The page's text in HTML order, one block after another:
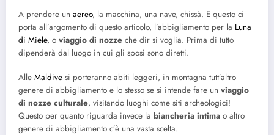
A prendere un aereo, la macchina, una nave, chissà. E questo ci
porta all’argomento di questo articolo, l’abbigliamento per la Luna
di Miele, o viaggio di nozze che dir si voglia. Prima di tutto
dipenderà dal luogo in cui gli sposi sono diretti.
Alle Maldive si porteranno abiti leggeri, in montagna tutt’altro
genere di abbigliamento e lo stesso se si intende fare un viaggio
di nozze culturale, visitando luoghi come siti archeologici!
Questo per quanto riguarda invece la biancheria intima o altro
genere di abbigliamento c’è una vasta scelta.